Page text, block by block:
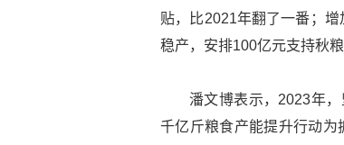
贴，比2021年翻了一番；
稳产，安排100亿元支持秋
潘文博表示，2023年
千亿斤粮食产能提升行动